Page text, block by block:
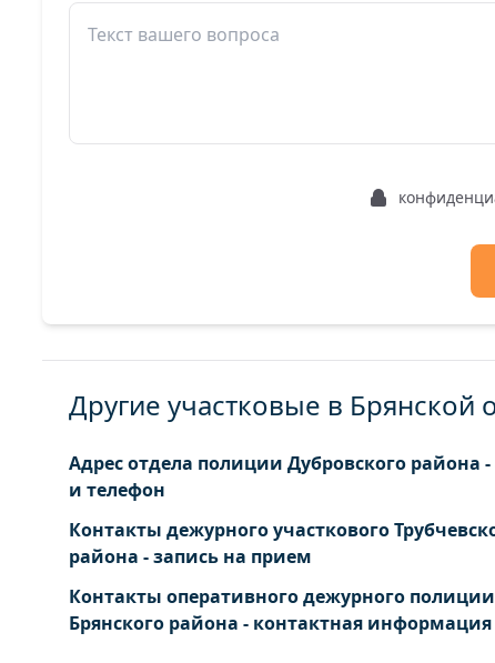
Другие участковые в Брянской
Адрес отдела полиции Дубровского района -
и телефон
Контакты дежурного участкового
района - запись на прием
Контакты оперативного дежурного полиции
Брянского района - контактная информация